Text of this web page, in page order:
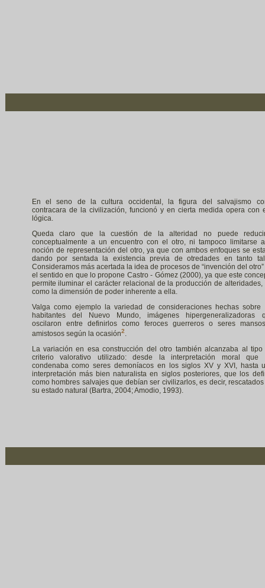
En el seno de la cultura occidental, la figura del salvajismo
contracara de la civilización, funcionó y en cierta medida opera con
lógica.
Queda claro que la cuestión de la alteridad no puede
conceptualmente a un encuentro con el otro, ni tampoco limitarse
noción de representación del otro, ya que con ambos enfoques se
dando por sentada la existencia previa de otredades en tanto
Consideramos más acertada la idea de procesos de “invención del
el sentido en que lo propone Castro - Gómez (2000), ya que este
permite iluminar el carácter relacional de la producción de alteridades,
como la dimensión de poder inherente a ella.
Valga como ejemplo la variedad de consideraciones hechas sobre
habitantes del Nuevo Mundo, imágenes hipergeneralizadoras
oscilaron entre definirlos como feroces guerreros o seres
amistosos según la ocasión2.
La variación en esa construcción del otro también alcanzaba al tipo
criterio valorativo utilizado: desde la interpretación moral que
condenaba como seres demoníacos en los siglos XV y XVI, hasta
interpretación más bien naturalista en siglos posteriores, que los
como hombres salvajes que debían ser civilizarlos, es decir,
su estado natural (Bartra, 2004; Amodio, 1993).